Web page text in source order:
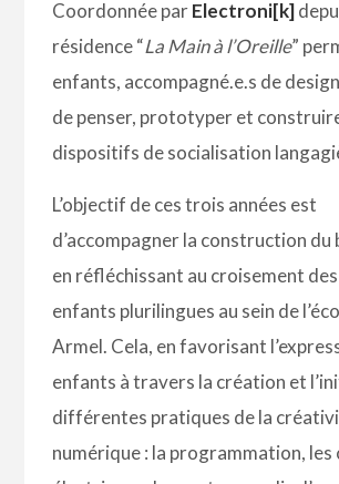
Coordonnée parElectroni[k]
résidence“La Main à l’Oreille”
enfants, accompagné.e.s de
de penser, prototyper et
dispositifs de socialisation
L’objectif de ces trois années est
d’accompagner la construction du
en réfléchissant au croisement
enfants plurilingues au sein de
Armel. Cela, en favorisant
enfants à travers la création et
différentes pratiques de la
numérique : la programmation, les